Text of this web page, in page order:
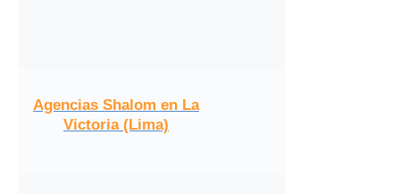
Agencias Shalom en La
Victoria (Lima)